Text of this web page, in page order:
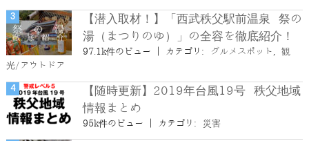
【潜入取材！】「西武秩父駅前温泉 祭の
湯（まつりのゆ）」の全容を徹底紹介！
97.1k件のビュー カテゴリ: グルメスポット , 観
光/アウトドア
【随時更新】2019年台風19号 秩父地域
情報まとめ
95k件のビュー カテゴリ: 災害